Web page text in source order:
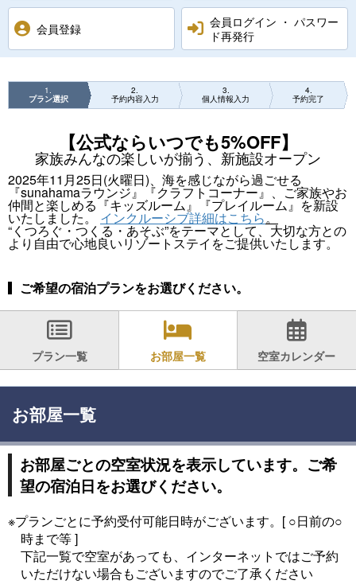
会員登録
会員ログイン ・ パスワー
ド再発行
1
プラン選択
2
予約内容入力
3
個人情報入力
4
予約完了
【公式ならいつでも5%OFF】
家族みんなの楽しいが揃う、新施設オープン
2025年11月25日(火曜日)、海を感じながら過ごせる
『sunahamaラウンジ』『クラフトコーナー』、ご家族やお
仲間と楽しめる『キッズルーム』『プレイルーム』を新設
いたしました。 インクルーシブ詳細はこちら。
“くつろぐ・つくる・あそぶ”をテーマとして、大切な方との
より自由で心地良いリゾートステイをご提供いたします。
ご希望の宿泊プランをお選びください。
プラン一覧 お部屋一覧 空室カレンダー
お部屋一覧
お部屋ごとの空室状況を表示しています。ご希
望の宿泊日をお選びください。
※プランごとに予約受付可能日時がございます。[ ○日前の○
時まで等 ]
下記一覧で空室があっても、インターネットではご予約
いただけない場合もございますのでご了承ください